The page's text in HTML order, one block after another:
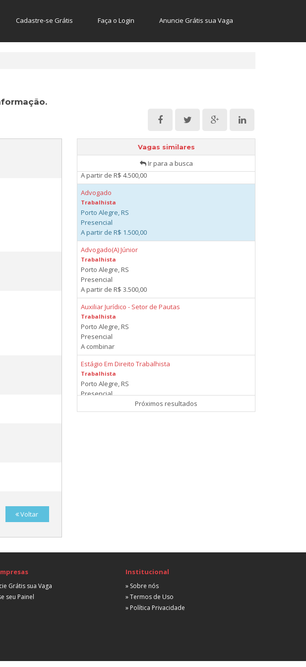
Cadastre-se Grátis Faça o Login Anuncie Grátis sua Vaga
Voltar
Vagas similares
Ir para a busca
Advogado(A) Pleno - Trabalhista
Porto Alegre, RS
Porto Alegre, RS
A partir de R$ 4.500,00
Advogado
Trabalhista
Porto Alegre, RS
Presencial
A partir de R$ 1.500,00
Advogado(A) Júnior
Trabalhista
Porto Alegre, RS
Presencial
A partir de R$ 3.500,00
Auxiliar Jurídico - Setor de Pautas
Trabalhista
Porto Alegre, RS
Presencial
A combinar
Estágio Em Direito Trabalhista
Trabalhista
Porto Alegre, RS
Presencial
Porto Alegre, RS
Porto Alegre, RS
Próximos resultados
Grátis sua Vaga
seu Painel
Institucional
» Sobre nós
» Termos de Uso
» Política Privacidade